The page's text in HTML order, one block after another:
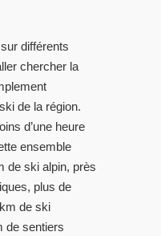
différents
chercher la
de la région.
d’une heure
ensemble
de ski alpin, près
plus de
de ski
de sentiers